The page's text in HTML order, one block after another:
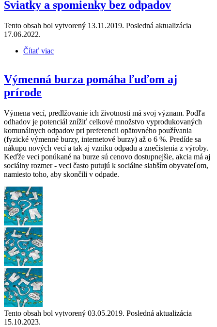
Sviatky a spomienky bez odpadov
Tento obsah bol vytvorený 13.11.2019. Posledná aktualizácia
17.06.2022.
Čítať viac
Výmenná burza pomáha ľuďom aj
prírode
Výmena vecí, predlžovanie ich životnosti má svoj význam. Podľa
odhadov je potenciál znížiť celkové množstvo vyprodukovaných
komunálnych odpadov pri preferencii opätovného používania
(fyzické výmenné burzy, internetové burzy) až o 6 %. Predíde sa
nákupu nových vecí a tak aj vzniku odpadu a znečistenia z výroby.
Keďže veci ponúkané na burze sú cenovo dostupnejšie, akcia má aj
sociálny rozmer - veci často putujú k sociálne slabším obyvateľom,
namiesto toho, aby skončili v odpade.
Tento obsah bol vytvorený 03.05.2019. Posledná aktualizácia
15.10.2023.